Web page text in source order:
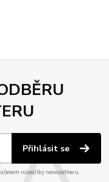
Přihlásit se
rozesílky newsletteru.